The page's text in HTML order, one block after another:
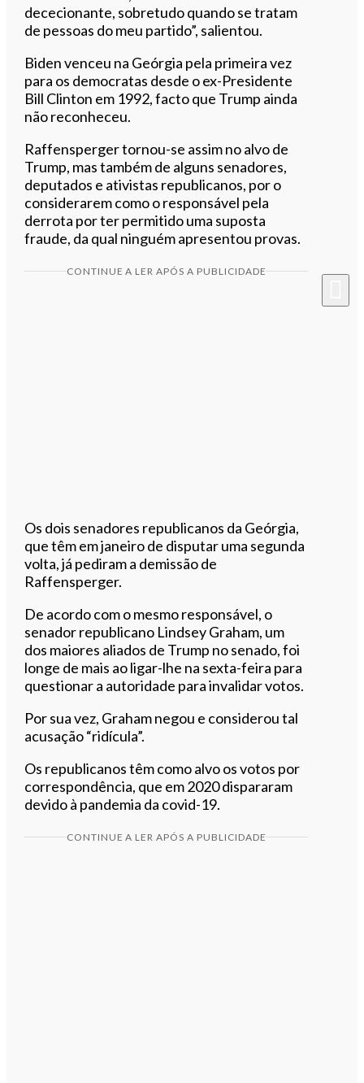
dececionante, sobretudo quando se tratam
de pessoas do meu partido”, salientou.
Biden venceu na Geórgia pela primeira vez
para os democratas desde o ex-Presidente
Bill Clinton em 1992, facto que Trump ainda
não reconheceu.
Raffensperger tornou-se assim no alvo de
Trump, mas também de alguns senadores,
deputados e ativistas republicanos, por o
considerarem como o responsável pela
derrota por ter permitido uma suposta
fraude, da qual ninguém apresentou provas.
CONTINUE A LER APÓS A PUBLICIDADE
Os dois senadores republicanos da Geórgia,
que têm em janeiro de disputar uma segunda
volta, já pediram a demissão de
Raffensperger.
De acordo com o mesmo responsável, o
senador republicano Lindsey Graham, um
dos maiores aliados de Trump no senado, foi
longe de mais ao ligar-lhe na sexta-feira para
questionar a autoridade para invalidar votos.
Por sua vez, Graham negou e considerou tal
acusação “ridícula”.
Os republicanos têm como alvo os votos por
correspondência, que em 2020 dispararam
devido à pandemia da covid-19.
CONTINUE A LER APÓS A PUBLICIDADE